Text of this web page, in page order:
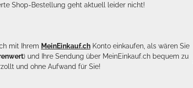
Shop-Bestellung geht aktuell leider nicht!
mit Ihrem MeinEinkauf.ch Konto einkaufen, als wären Sie
) und Ihre Sendung über MeinEinkauf.ch bequem zu
und ohne Aufwand für Sie!